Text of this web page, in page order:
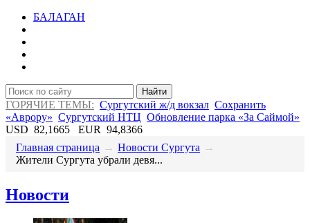
БАЛАГАН
Найти
ГОРЯЧИЕ ТЕМЫ: Сургутский ж/д вокзал Сохранить
«Аврору» Сургутский НТЦ Обновление парка «За Саймой»
USD 82,1665 EUR 94,8366
Главная страница → Новости Сургута →
Жители Сургута убрали девя...
Новости